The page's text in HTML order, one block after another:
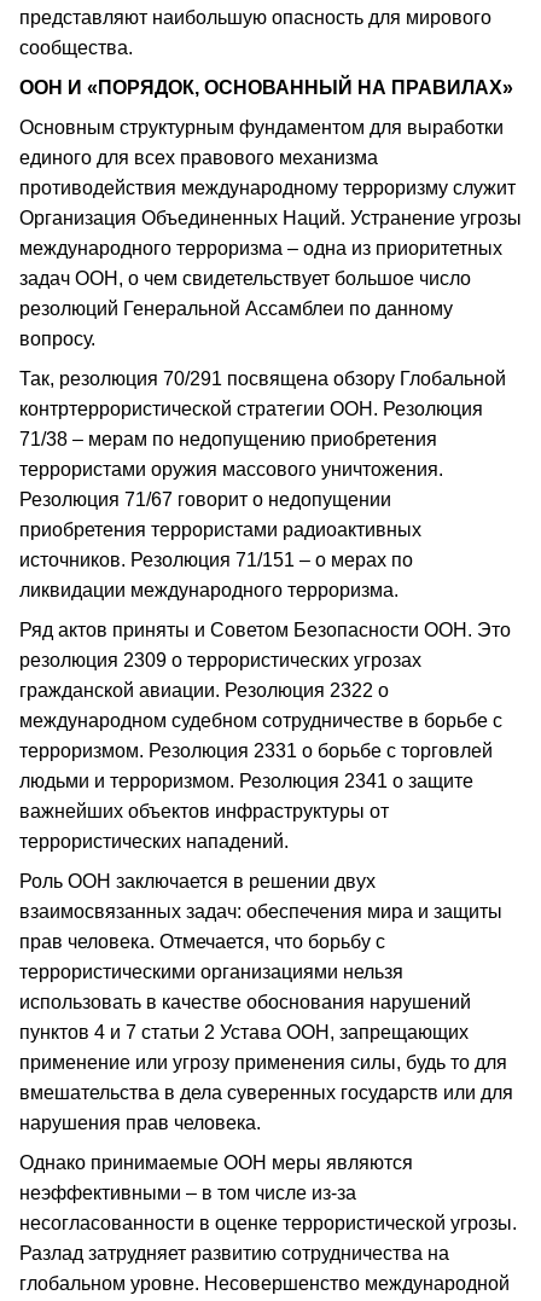
представляют наибольшую опасность для мирового
сообщества.
ООН И «ПОРЯДОК, ОСНОВАННЫЙ НА ПРАВИЛАХ»
Основным структурным фундаментом для выработки
единого для всех правового механизма
противодействия международному терроризму служит
Организация Объединенных Наций. Устранение угрозы
международного терроризма – одна из приоритетных
задач ООН, о чем свидетельствует большое число
резолюций Генеральной Ассамблеи по данному
вопросу.
Так, резолюция 70/291 посвящена обзору Глобальной
контртеррористической стратегии ООН. Резолюция
71/38 – мерам по недопущению приобретения
террористами оружия массового уничтожения.
Резолюция 71/67 говорит о недопущении
приобретения террористами радиоактивных
источников. Резолюция 71/151 – о мерах по
ликвидации международного терроризма.
Ряд актов приняты и Советом Безопасности ООН. Это
резолюция 2309 о террористических угрозах
гражданской авиации. Резолюция 2322 о
международном судебном сотрудничестве в борьбе с
терроризмом. Резолюция 2331 о борьбе с торговлей
людьми и терроризмом. Резолюция 2341 о защите
важнейших объектов инфраструктуры от
террористических нападений.
Роль ООН заключается в решении двух
взаимосвязанных задач: обеспечения мира и защиты
прав человека. Отмечается, что борьбу с
террористическими организациями нельзя
использовать в качестве обоснования нарушений
пунктов 4 и 7 статьи 2 Устава ООН, запрещающих
применение или угрозу применения силы, будь то для
вмешательства в дела суверенных государств или для
нарушения прав человека.
Однако принимаемые ООН меры являются
неэффективными – в том числе из-за
несогласованности в оценке террористической угрозы.
Разлад затрудняет развитию сотрудничества на
глобальном уровне. Несовершенство международной